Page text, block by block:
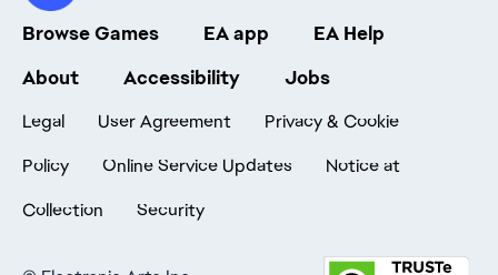
Browse Games EA app
EA Help
About
Accessibility Jobs
Legal User Agreement
Privacy & Cookie
Policy
Online Service Updates
Notice at
Collection
Security